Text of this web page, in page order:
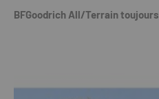
BFGoodrich All/Terrain toujours